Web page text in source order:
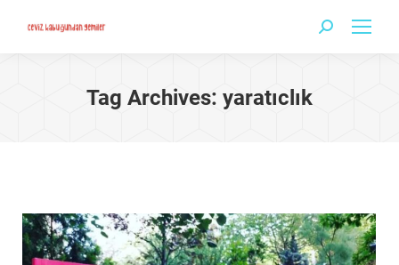
Search:
Tag Archives: yaratıclık